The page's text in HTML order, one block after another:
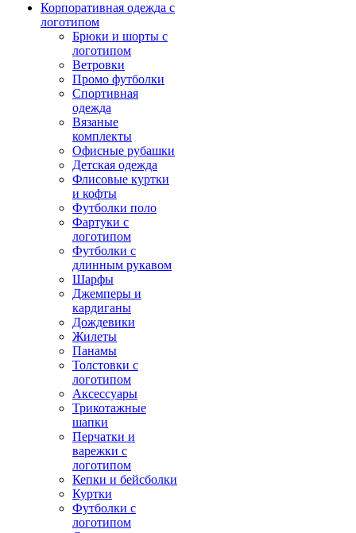
Корпоративная одежда с
логотипом
Брюки и шорты с
логотипом
Ветровки
Промо футболки
Спортивная
одежда
Вязаные
комплекты
Офисные рубашки
Детская одежда
Флисовые куртки
и кофты
Футболки поло
Фартуки с
логотипом
Футболки с
длинным рукавом
Шарфы
Джемперы и
кардиганы
Дождевики
Жилеты
Панамы
Толстовки с
логотипом
Аксессуары
Трикотажные
шапки
Перчатки и
варежки с
логотипом
Кепки и бейсболки
Куртки
Футболки с
логотипом